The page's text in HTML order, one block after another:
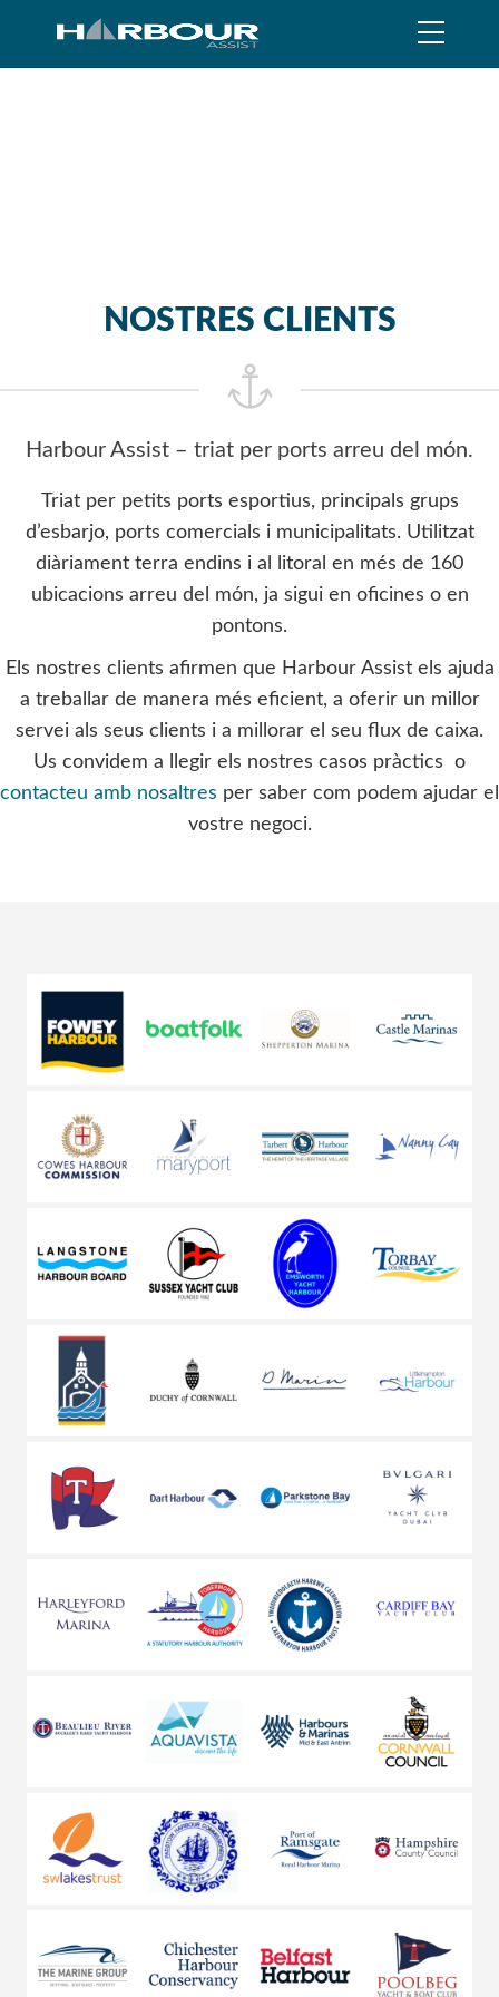
NOSTRES CLIENTS
Harbour Assist – triat per ports arreu del món.
Triat per petits ports esportius, principals grups
d’esbarjo, ports comercials i municipalitats. Utilitzat
diàriament terra endins i al litoral en més de 160
ubicacions arreu del món, ja sigui en oficines o en
pontons.
Els nostres clients afirmen que Harbour Assist els ajuda
a treballar de manera més eficient, a oferir un millor
servei als seus clients i a millorar el seu flux de caixa.
Us convidem a llegir els nostres casos pràctics o
contacteu amb nosaltres per saber com podem ajudar el
vostre negoci.